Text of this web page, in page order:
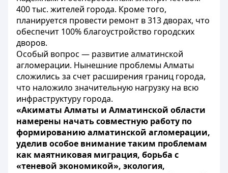
400 тыс. жителей города. Кроме того,
планируется провести ремонт в 313 дворах, что
обеспечит 100% благоустройство городских
дворов.
Особый вопрос — развитие алматинской
агломерации. Нынешние проблемы Алматы
сложились за счет расширения границ города,
что наложило значительную нагрузку на всю
инфраструктуру города.
«Акиматы Алматы и Алматинской области
намерены начать совместную работу по
формированию алматинской агломерации,
уделив особое внимание таким проблемам
как маятниковая миграция, борьба с
«теневой экономикой», экология,